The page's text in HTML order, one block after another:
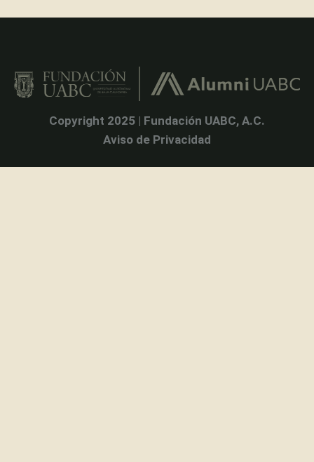
Copyright 2025 | Fundación UABC, A.C.
Aviso de Privacidad